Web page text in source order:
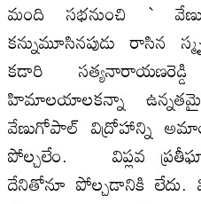
మంది సభనుంచి `
కన్నుమూసినపుడు రాసిన
కడారి
హిమాలయాలకన్నా
వేణుగోపాల్‌ విద్రోహాన్ని
పోల్చలేం. విప్లవ
దేనితోనూ పోల్చడానికి లేదు.